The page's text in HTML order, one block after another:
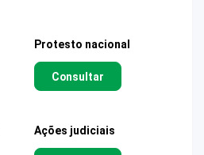
Protesto nacional
Consultar
Ações judiciais